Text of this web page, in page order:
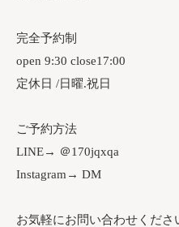
完全予約制
open 9:30 close17:00
定休日 /日曜.祝日
ご予約方法
LINE→ ＠170jqxqa
Instagram→ DM
お気軽にお問い合わせくだ